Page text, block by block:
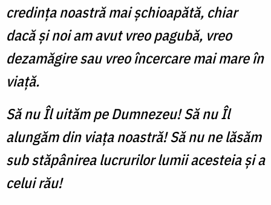
credința noastră mai șchioapătă, chiar
dacă și noi am avut vreo pagubă, vreo
dezamăgire sau vreo încercare mai mare în
viață.
Să nu Îl uităm pe Dumnezeu! Să nu Îl
alungăm din viața noastră! Să nu ne lăsăm
sub stăpânirea lucrurilor lumii acesteia și a
celui rău!